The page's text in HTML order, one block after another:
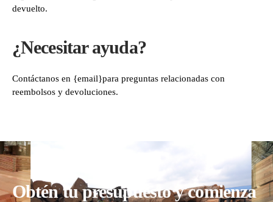
devuelto.
¿Necesitar ayuda?
Contáctanos en {email}para preguntas relacionadas con
reembolsos y devoluciones.
Obtén tu presupuesto y comienza